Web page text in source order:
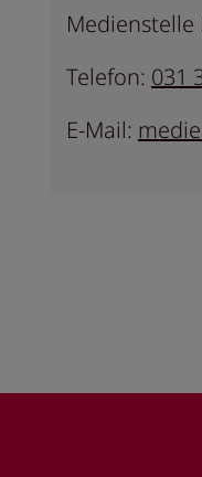
Medienstelle
Telefon: 031
E-Mail: